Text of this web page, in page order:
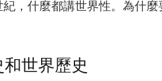
，什麼都講世界性。為什
世界歷史